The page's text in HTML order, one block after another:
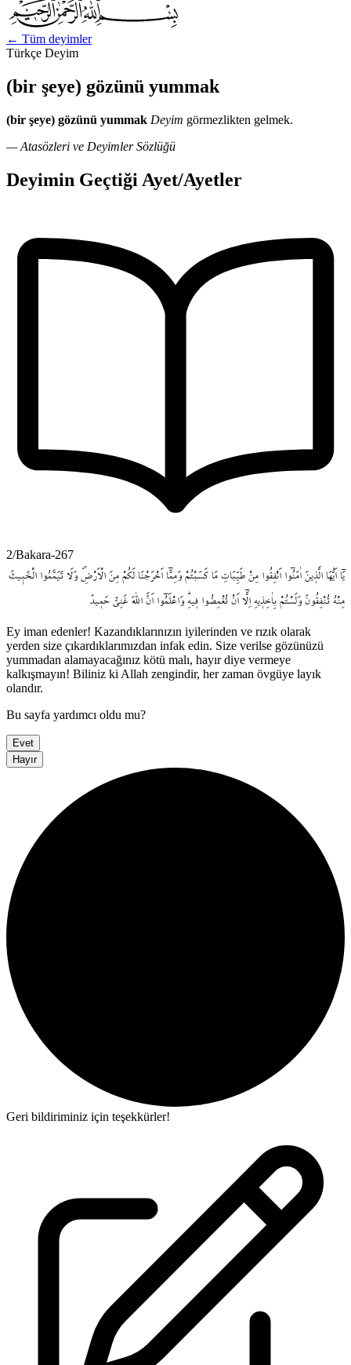
← Tüm deyimler
Türkçe Deyim
(bir şeye) gözünü yummak
(bir şeye) gözünü yummak Deyim görmezlikten gelmek.
— Atasözleri ve Deyimler Sözlüğü
Deyimin Geçtiği Ayet/Ayetler
2/Bakara-267
يَٓا اَيُّهَا الَّذ۪ينَ اٰمَنُٓوا اَنْفِقُوا مِنْ طَيِّبَاتِ مَا كَسَبْتُمْ وَمِمَّٓا اَخْرَجْنَا لَكُمْ مِنَ الْاَرْضِۖ وَلَا تَيَمَّمُوا الْخَب۪يثَ
مِنْهُ تُنْفِقُونَ وَلَسْتُمْ بِاٰخِذ۪يهِ اِلَّٓا اَنْ تُغْمِضُوا ف۪يهِۜ وَاعْلَمُٓوا اَنَّ اللّٰهَ غَنِيٌّ حَم۪يدٌ
Ey iman edenler! Kazandıklarınızın iyilerinden ve rızık olarak
yerden size çıkardıklarımızdan infak edin. Size verilse gözünüzü
yummadan alamayacağınız kötü malı, hayır diye vermeye
kalkışmayın! Biliniz ki Allah zengindir, her zaman övgüye layık
olandır.
Bu sayfa yardımcı oldu mu?
Evet
Hayır
Geri bildiriminiz için teşekkürler!